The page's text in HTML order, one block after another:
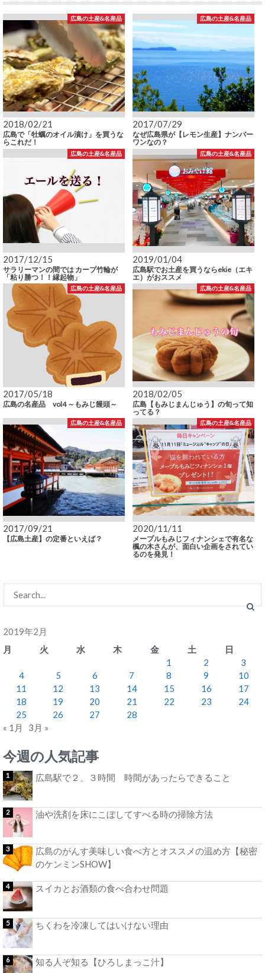
広島の土産&名産品
2018/02/21
広島で「牡蠣のオイル漬け」を買うな
らこれだ！
広島の土産&名産品
2017/07/29
なぜ広島県が【レモン生産】ナンバー
ワンなの？
広島の土産&名産品
2017/12/15
サラリーマンの間では カープ竹輪が
「粘り勝つ！！縁起物」
広島の土産&名産品
2019/01/04
広島駅でお土産を買うならekie（エキ
エ）がおススメ
広島の土産&名産品
2017/05/18
広島の名産品 vol4 ～もみじ饅頭～
広島の土産&名産品
2018/02/05
広島【もみじまんじゅう】の旬って知
ってる？
広島の土産&名産品
2017/09/21
【広島土産】の定番といえば？
広島の土産&名産品
2020/11/11
メープルもみじフィナンシェで有名な
楓の木さんが、面白い企画をされてい
るのを発見！
2019年2月
月
火 水 木 金 土
日
1
2
3
4
5 6 7 8 9
10
11
12 13 14 15 16
17
18
19 20 21 22 23
24
25
26 27
28
« 1月
3月 »
今週の人気記事
広島駅で２、３時間 時間があったらできること
油や洗剤を床にこぼしてすべる時の掃除方法
広島のがんす美味しい食べ方とオススメの温め方【秘密
のケンミンSHOW】
スイカとお酒類の食べ合わせ問題
ちくわを冷凍してはいけない理由
知る人ぞ知る【ひろしまっこ汁】